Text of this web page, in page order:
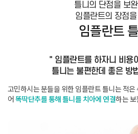
틀니의 단점을 보
임플란트의 장점
임플란트
" 임플란트를 하자니 비용
틀니는 불편한데 좋은 방
고민하시는 분들을 위한 임플란트 틀니는 적은
어 똑딱단추를 통해 틀니를 치아에 연결하는